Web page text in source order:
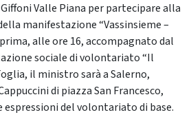
Valle Piana per partecipare alla
manifestazione “Vassinsieme –
alle ore 16, accompagnato dal
sociale di volontariato “Il
il ministro sarà a Salerno,
di piazza San Francesco,
espressioni del volontariato di base.